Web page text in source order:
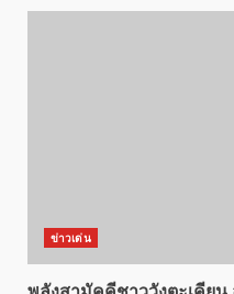
ข่าวเด่น